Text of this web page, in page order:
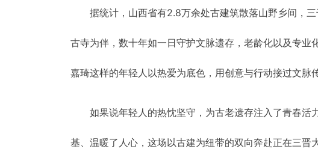
据统计，山西省有2.8万余处古建筑散落山野乡间，
古寺为伴，数十年如一日守护文脉遗存，老龄化以及专
嘉琦这样的年轻人以热爱为底色，用创意与行动接过文脉传
如果说年轻人的热忱坚守，为古老遗存注入了青春
基、温暖了人心，这场以古建为纽带的双向奔赴正在三晋